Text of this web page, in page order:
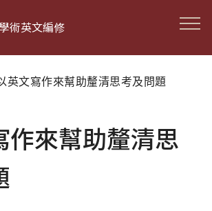
術英文編修
英文寫作來幫助釐清思考及問題
作來幫助釐清思